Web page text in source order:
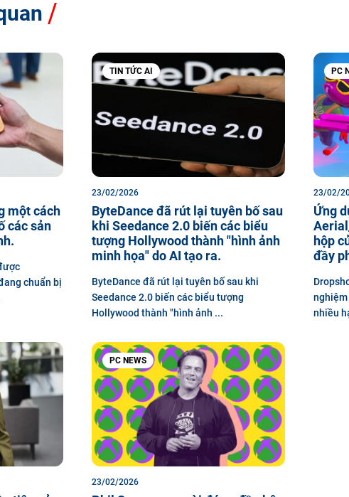
một cách
các sản
chuẩn bị
TIN TỨC AI
23/02/2026
ByteDance đã rút lại tuyên bố sau
khi Seedance 2.0 biến các biểu
tượng Hollywood thành "hình ảnh
minh họa" do AI tạo ra.
ByteDance đã rút lại tuyên bố sau khi
Seedance 2.0 biến các biểu tượng
Hollywood thành "hình ảnh ...
PC
23/02/
Ứng
hộp
đầy
nghiệm
nhiều
PC NEWS
23/02/2026